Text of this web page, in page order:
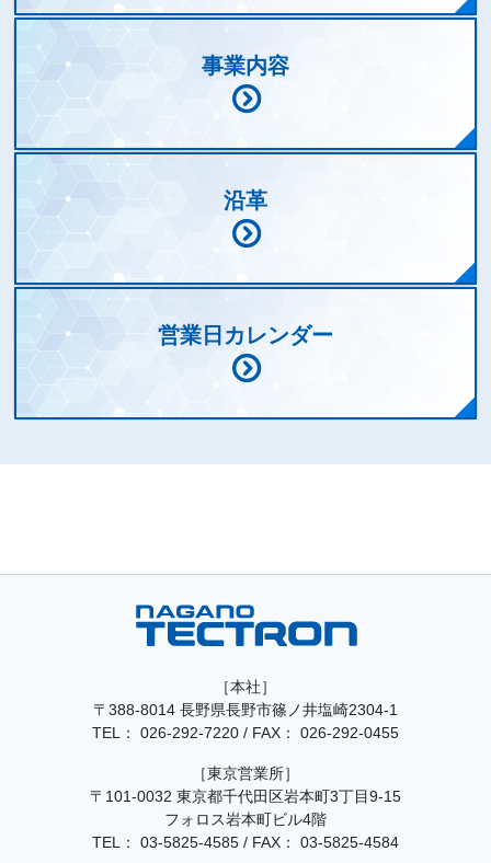
事業内容
沿革
営業日カレンダー
［本社］
〒388-8014 長野県長野市篠ノ井塩崎2304-1
TEL： 026-292-7220 / FAX： 026-292-0455
［東京営業所］
〒101-0032 東京都千代田区岩本町3丁目9-15
フォロス岩本町ビル4階
TEL： 03-5825-4585 / FAX： 03-5825-4584